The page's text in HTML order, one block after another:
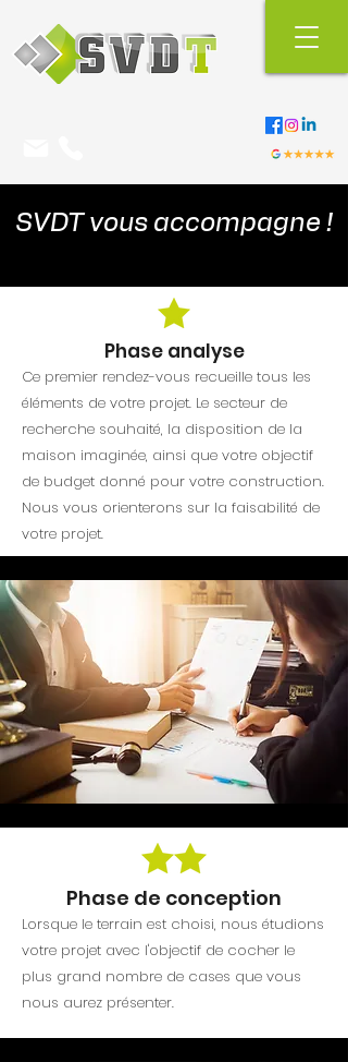
SVDT vous accompagne !
Phase analyse
Ce premier rendez-vous recueille tous les
éléments de votre projet. Le secteur de
recherche souhaité, la disposition de la
maison imaginée, ainsi que votre objectif
de budget donné pour votre construction.
Nous vous orienterons sur la faisabilité de
votre projet.
Phase de conception
Lorsque le terrain est choisi, nous étudions
votre projet avec l'objectif de cocher le
plus grand nombre de cases que vous
nous aurez présenter.